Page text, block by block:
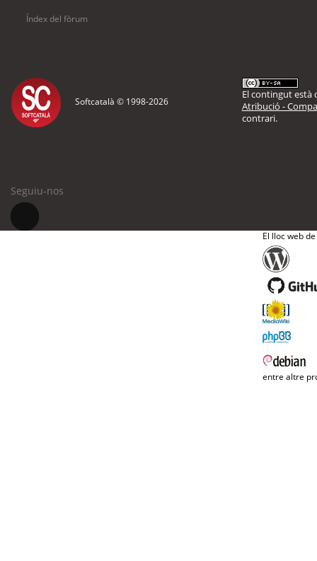
Índex del fòrum
Softcatalà © 1998-2026
El contingut està
Atribució -
contrari.
Seguiu-nos
El lloc web
entre altre